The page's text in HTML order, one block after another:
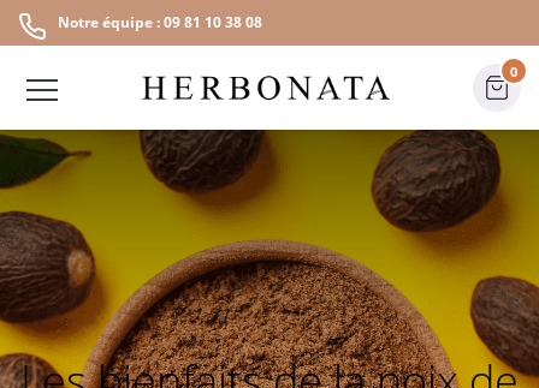
Notre équipe : 09 81 10 38 08
0